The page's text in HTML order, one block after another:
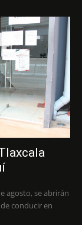
agosto, se abrirán
conducir en